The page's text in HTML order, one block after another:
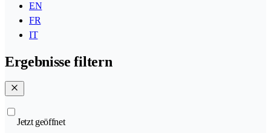
EN
FR
IT
Ergebnisse filtern
Jetzt geöffnet